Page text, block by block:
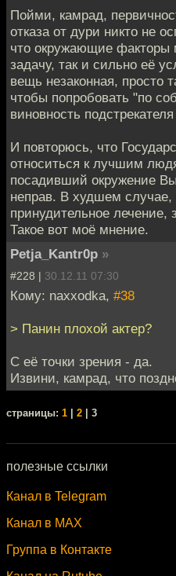
Пойми, камрад,
отказа от дури никто не
что окружающие факторы
задачу, так и сильно её
вещь незаконная, просто
чтобы попробовать "по
виновность
И повторюсь, что
относиться к лучшим
посадивший окружение
неправ. В худшем случае,
принудительное лечение,
Такое вот моё мнение.
Petja_Kantr0p »
#228 | 30.12.11 07:30
Кому: naxxodka, #38
> Панин плохой актер?
С её точки зрения - да.
Извини, камрад, что
cтраницы: 1 2 | 3
полезные ссылки
Канал в Telegram
Канал в MAX
Группа в Контакте